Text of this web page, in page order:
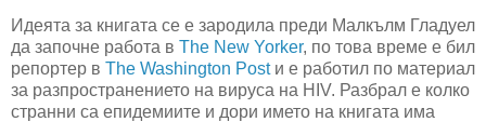
Идеята за книгата се е зародила преди Малкълм Гладуел
да започне работа в The New Yorker, по това време е бил
репортер в The Washington Postи е работил по материал
за разпространението на вируса на HIV. Разбрал е колко
странни са епидемиите и дори името на книгата има